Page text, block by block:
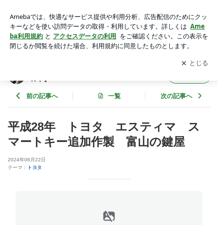
山の鍵屋 | 鍵の事ならお任せ! 富山県の鍵屋【ロックワール
ド】
アプリをダウンロードして ブログの更新通知
を受け取りまし
ょう。
開く
ルド】
前の記事へ 一覧 次の記事へ
平成28年 トヨタ エスティマ ス
マートキー追加作製 富山の鍵屋
2024年06月22日
テーマ：
トヨタ